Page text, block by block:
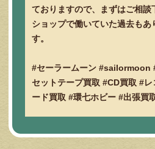
ておりますので、まずはご相談
ショップで働いていた過去もあ
す。
#セーラームーン #sailormoon
セットテープ買取 #CD買取 #
ード買取 #環七ホビー #出張買